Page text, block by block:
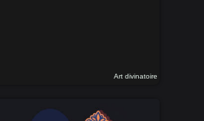
Art divinatoire